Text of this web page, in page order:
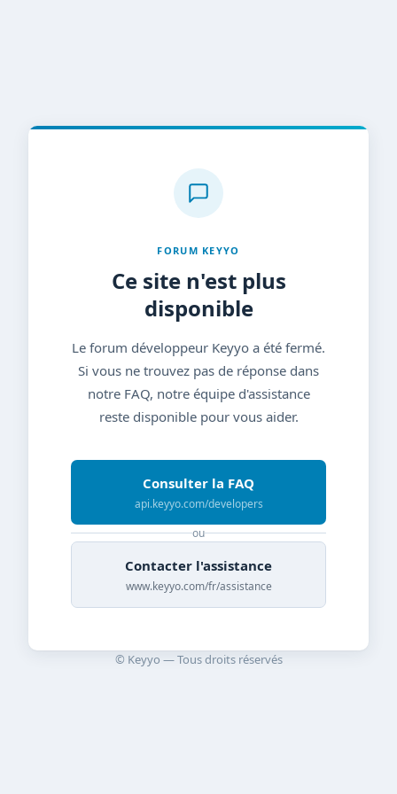
FORUM KEYYO
Ce site n'est plus
disponible
Le forum développeur Keyyo a été fermé.
Si vous ne trouvez pas de réponse dans
notre FAQ, notre équipe d'assistance
reste disponible pour vous aider.
Consulter la FAQ
api.keyyo.com/developers
ou
Contacter l'assistance
www.keyyo.com/fr/assistance
© Keyyo — Tous droits réservés